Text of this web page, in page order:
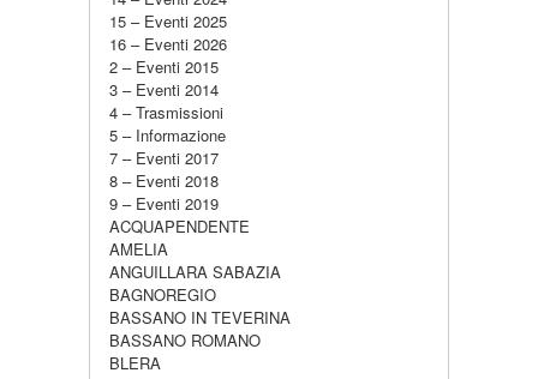
15 – Eventi 2025
16 – Eventi 2026
2 – Eventi 2015
3 – Eventi 2014
4 – Trasmissioni
5 – Informazione
7 – Eventi 2017
8 – Eventi 2018
9 – Eventi 2019
ACQUAPENDENTE
AMELIA
ANGUILLARA SABAZIA
BAGNOREGIO
BASSANO IN TEVERINA
BASSANO ROMANO
BLERA